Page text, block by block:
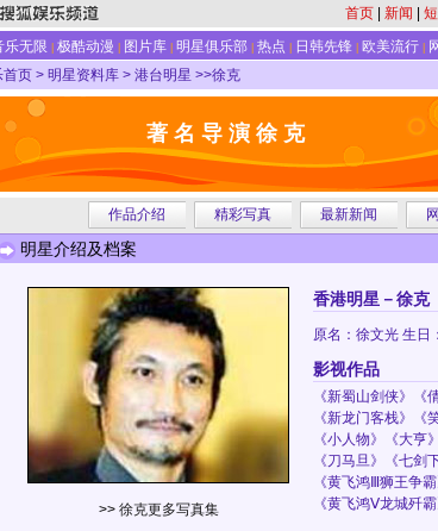
首页 新闻
乐无限 极酷动漫 图片库 明星俱乐部 热点 日韩先锋 欧美流行
首页 > 明星资料库 > 港台明星 >>徐克
著 名 导 演 徐 克
作品介绍 精彩写真 最新新闻
明星介绍及档案
>> 徐克更多写真集
香港明星－徐克
原名：徐文光 生日
影视作品
《新蜀山剑侠》《
《新龙门客栈》《
《小人物》《大亨
《刀马旦》《七剑
《黄飞鸿Ⅲ狮王争
《黄飞鸿Ⅴ龙城歼